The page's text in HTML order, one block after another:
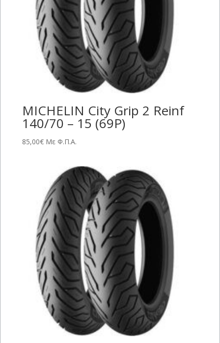
MICHELIN City Grip 2 Reinf
140/70 – 15 (69P)
85,00€ Με Φ.Π.Α.